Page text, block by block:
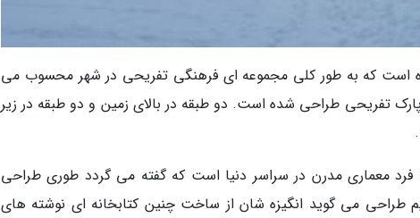
است که به طور کلی مجموعه ای فرهنگی تفریحی در شهر محسوب می
پارک تفریحی طراحی شده است. دو طبقه در بالای زمین و دو طبقه در زیر
معماری مدرن در سراسر دنیا است که گفته می گردد طوری طراحی
طراحی می گوید انگیزه شان از ساخت چنین کتابخانه ای نوشته های